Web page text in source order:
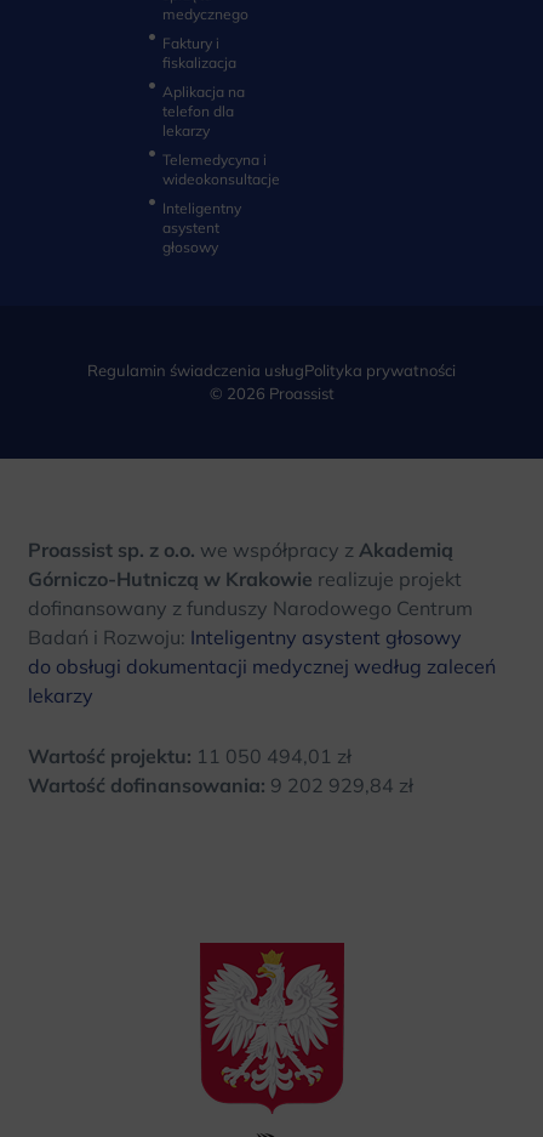
medycznego
Faktury i
fiskalizacja
Aplikacja na
telefon dla
lekarzy
Telemedycyna i
wideokonsultacje‎
Inteligentny
asystent
głosowy
Regulamin świadczenia usługPolityka prywatności
© 2026 Proassist
Proassist sp. z o.o. we współpracy z Akademią
Górniczo-Hutniczą w Krakowie realizuje projekt
dofinansowany z funduszy Narodowego Centrum
Badań i Rozwoju: Inteligentny asystent głosowy
do obsługi dokumentacji medycznej według zaleceń
lekarzy
Wartość projektu: 11 050 494,01 zł
Wartość dofinansowania: 9 202 929,84 zł